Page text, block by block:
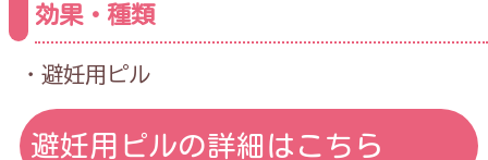
効果・種類
・避妊用ピル
避妊用ピルの詳細はこちら